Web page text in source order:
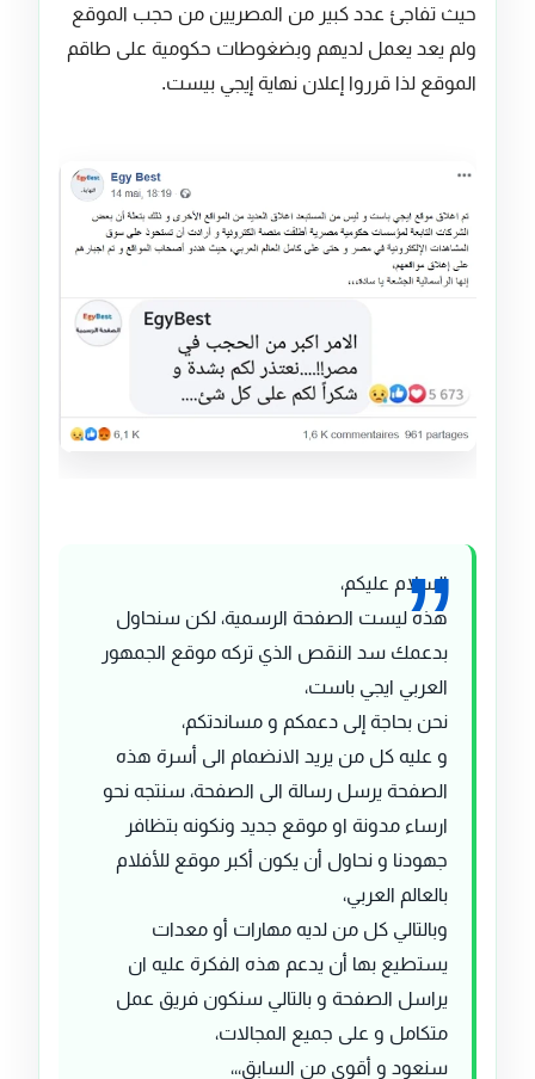
حيث تفاجئ عدد كبير من المصريين من حجب الموقع
ولم يعد يعمل لديهم وبضغوطات حكومية على طاقم
الموقع لذا قرروا إعلان نهاية إيجي بيست.
السلام عليكم،
هذه ليست الصفحة الرسمية، لكن سنحاول
بدعمك سد النقص الذي تركه موقع الجمهور
العربي ايجي باست،
نحن بحاجة إلى دعمكم و مساندتكم،
و عليه كل من يريد الانضمام الى أسرة هذه
الصفحة يرسل رسالة الى الصفحة، سنتجه نحو
ارساء مدونة او موقع جديد ونكونه بتظافر
جهودنا و نحاول أن يكون أكبر موقع للأفلام
بالعالم العربي،
وبالتالي كل من لديه مهارات أو معدات
يستطيع بها أن يدعم هذه الفكرة عليه ان
يراسل الصفحة و بالتالي سنكون فريق عمل
متكامل و على جميع المجالات،
سنعود و أقوى من السابق،،،